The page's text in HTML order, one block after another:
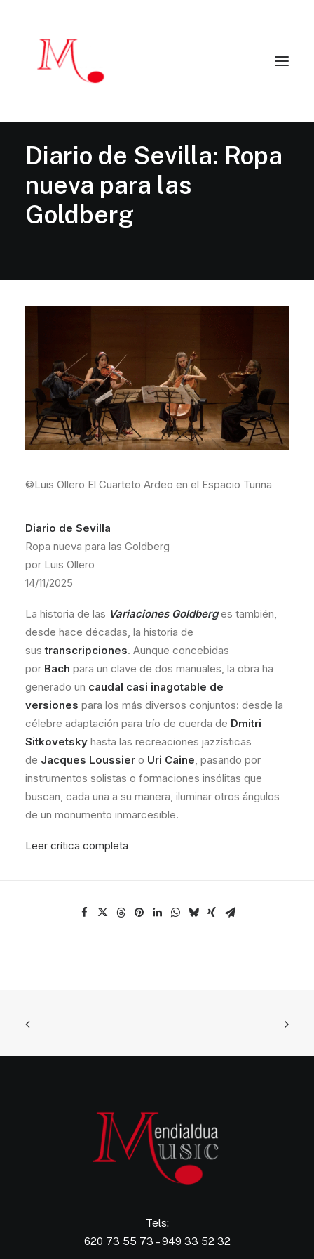
Agenda 2025 – 2026
Críticas y reseñas
Artistas colaboradores
Diario de Sevilla: Ropa
nueva para las
Goldberg
©Luis Ollero El Cuarteto Ardeo en el Espacio Turina
Diario de Sevilla
Ropa nueva para las Goldberg
por Luis Ollero
14/11/2025
La historia de las Variaciones Goldberges también,
desde hace décadas, la historia de
sustranscripciones. Aunque concebidas
por Bach para un clave de dos manuales, la obra ha
generado un caudal casi inagotable de
versiones para los más diversos conjuntos: desde la
célebre adaptación para trío de cuerda de Dmitri
Sitkovetsky hasta las recreaciones jazzísticas
de Jacques Loussier o Uri Caine, pasando por
instrumentos solistas o formaciones insólitas que
buscan, cada una a su manera, iluminar otros ángulos
de un monumento inmarcesible.
Leer crítica completa
Tels:
620 73 55 73 – 949 33 52 32